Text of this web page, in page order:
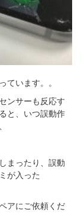
ています。。
ンサーも反応す
と、いつ誤動作
まったり、誤動
が入った
アにご依頼くだ